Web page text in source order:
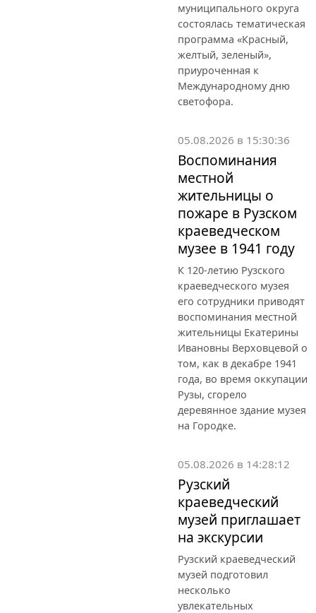
муниципального округа
состоялась тематическая
программа «Красный,
желтый, зеленый»,
приуроченная к
Международному дню
светофора.
05.08.2026 в 15:30:36
Воспоминания
местной
жительницы о
пожаре в Рузском
краеведческом
музее в 1941 году
К 120-летию Рузского
краеведческого музея
его сотрудники приводят
воспоминания местной
жительницы Екатерины
Ивановны Верховцевой о
том, как в декабре 1941
года, во время оккупации
Рузы, сгорело
деревянное здание музея
на Городке.
05.08.2026 в 14:28:12
Рузский
краеведческий
музей приглашает
на экскурсии
Рузский краеведческий
музей подготовил
несколько
увлекательных